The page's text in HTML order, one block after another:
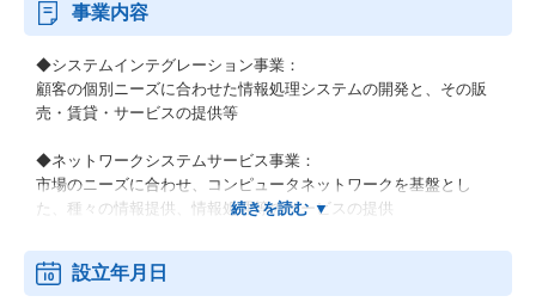
事業内容
◆システムインテグレーション事業：
顧客の個別ニーズに合わせた情報処理システムの開発と、その販
売・賃貸・サービスの提供等
◆ネットワークシステムサービス事業：
市場のニーズに合わせ、コンピュータネットワークを基盤とし
た、種々の情報提供、情報処理等のサービスの提供
◆その他の事業：
顧客の経営上の問題点に係わる調査・分析、情報処理システムの
設立年月日